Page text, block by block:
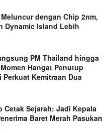
dengan Chip 2nm,
Dynamic Island Lebih
PM Thailand hingga
Hangat Penutup
Kemitraan Dua
Cetak Sejarah: Jadi Kepala
Baret Merah Pasukan